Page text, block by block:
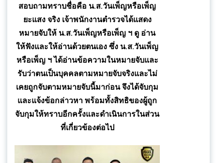
สอบถามทราบชื่อคือ น.ส.วันเพ็ญหรือเพ็ญ
ยะแสง จริง เจ้าพนักงานตำรวจได้แสดง
หมายจับให้ น.ส.วันเพ็ญหรือเพ็ญ ฯ ดู อ่าน
ให้ฟังและให้อ่านด้วยตนเอง ซึ่ง น.ส.วันเพ็ญ
หรือเพ็ญ ฯ ได้อ่านข้อความในหมายจับและ
รับว่าตนเป็นบุคคลตามหมายจับจริงและไม่
เคยถูกจับตามหมายจับนี้มาก่อน จึงได้จับกุม
และแจ้งข้อกล่าวหา พร้อมทั้งสิทธิของผู้ถูก
จับกุมให้ทราบอีกครั้งและดำเนินการในส่วน
ที่เกี่ยวข้องต่อไป